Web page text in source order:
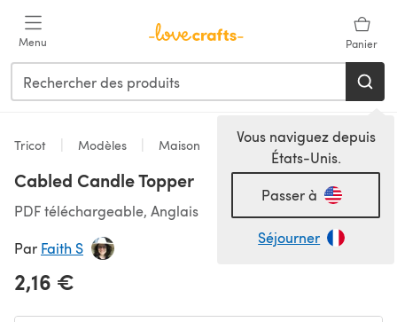
Menu Panier
Vous naviguez depuis
États-Unis.
Passer à
Séjourner
Tricot Modèles Maison
Cabled Candle Topper
PDF téléchargeable, Anglais
Par Faith S
2,16 €